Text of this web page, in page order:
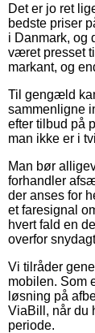
Det er jo ret
bedste priser
i Danmark, og
været presset
markant, og
Til gengæld
sammenligne
efter tilbud på
man ikke er i
Man bør
forhandler
der anses for
et faresignal
hvert fald en
overfor
Vi tilråder
mobilen. Som
løsning på
ViaBill, når du
periode.